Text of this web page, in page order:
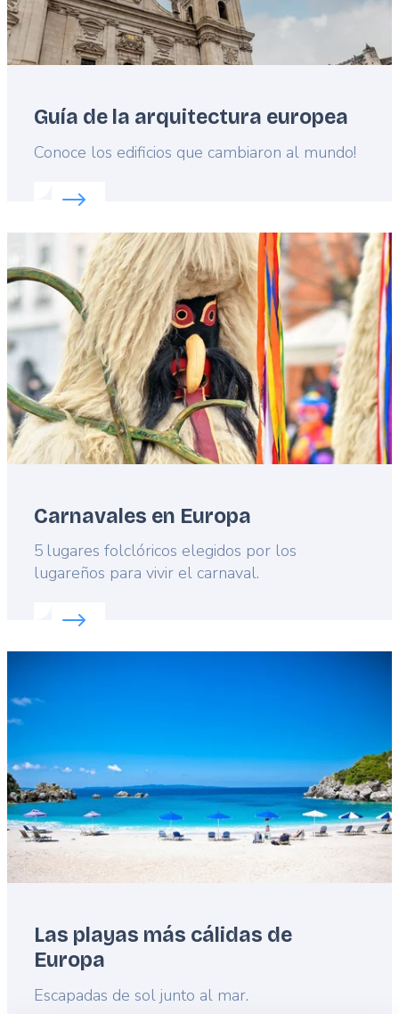
Guía de la arquitectura europea
Lead
Conoce los edificios que cambiaron al mundo!
Read more about:
Featured
image
Carnavales en Europa
Lead
5 lugares folclóricos elegidos por los
lugareños para vivir el carnaval.
Read more about:
Las playas más cálidas de
Europa
Lead
Escapadas de sol junto al mar.